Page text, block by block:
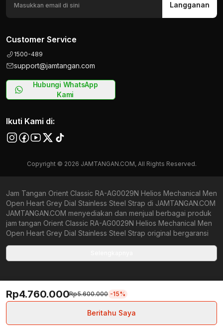
Langganan
Customer Service
1500-489
support@jamtangan.com
Hubungi WhatsApp
Kami
Ikuti Kami di:
Copyright © 2026 JAMTANGAN.COM, All Rights Reserved.
Jam Tangan Orient Classic RA-AG0029N Helios Mechanical Men
Open Heart Grey Dial Stainless Steel Strap di JAMTANGAN.COM
JAMTANGAN.COM menyediakan dan menjual berbagai produk
jam tangan Orient Classic RA-AG0029N Helios Mechanical Men
Open Heart Grey Dial Stainless Steel Strap original bergaransi
pelanggan. JAMTANGAN.COM menjamin produk-produk yang
tinggi, dan memiliki harga yang lebih terjangkau dari toko online
Indonesia lainnya. Anda, watchlovers, merupakan prioritas
utama kami. Dengan tersedianya berbagai jam tangan
mechanical, kinetic, dan quartz mulai dari yang bertema fine-
elegance atau elegan hingga sports, seperti diver, runner, dan
Rp4.760.000Rp5.600.000 -15%
Beritahu Saya